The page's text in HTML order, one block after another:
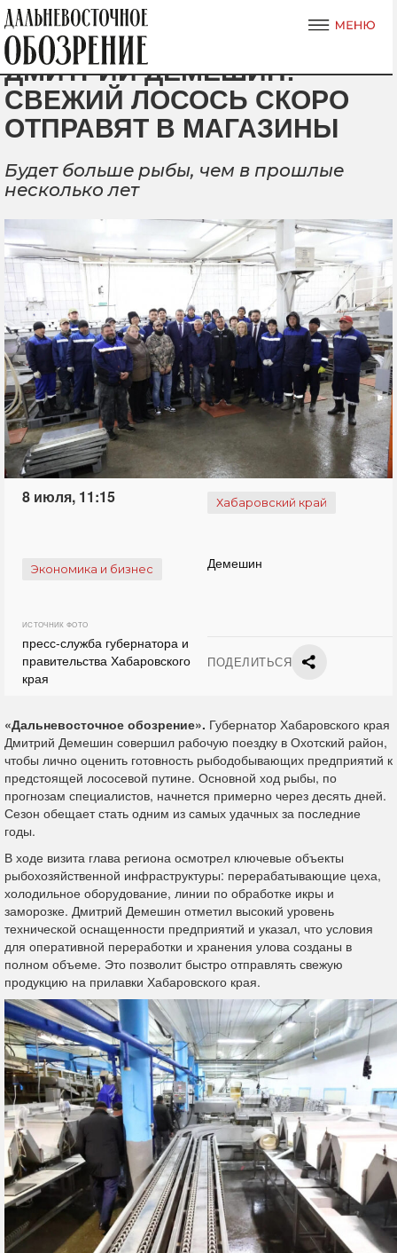
ДМИТРИЙ ДЕМЕШИН:
СВЕЖИЙ ЛОСОСЬ СКОРО
ОТПРАВЯТ В МАГАЗИНЫ
Будет больше рыбы, чем в прошлые
несколько лет
8 июля, 11:15 Хабаровский край
Экономика и бизнес Демешин
ИСТОЧНИК ФОТО
пресс-служба губернатора и
правительства Хабаровского
края
ПОДЕЛИТЬСЯ
«Дальневосточное обозрение». Губернатор Хабаровского края
Дмитрий Демешин совершил рабочую поездку в Охотский район,
чтобы лично оценить готовность рыбодобывающих предприятий к
предстоящей лососевой путине. Основной ход рыбы, по
прогнозам специалистов, начнется примерно через десять дней.
Сезон обещает стать одним из самых удачных за последние
годы.
В ходе визита глава региона осмотрел ключевые объекты
рыбохозяйственной инфраструктуры: перерабатывающие цеха,
холодильное оборудование, линии по обработке икры и
заморозке. Дмитрий Демешин отметил высокий уровень
технической оснащенности предприятий и указал, что условия
для оперативной переработки и хранения улова созданы в
полном объеме. Это позволит быстро отправлять свежую
продукцию на прилавки Хабаровского края.